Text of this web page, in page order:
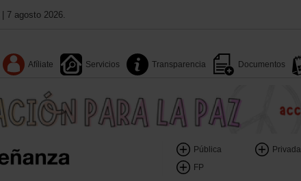
| 7 agosto 2026.
Afíliate Servicios Transparencia Documentos
Pública Privada
FP